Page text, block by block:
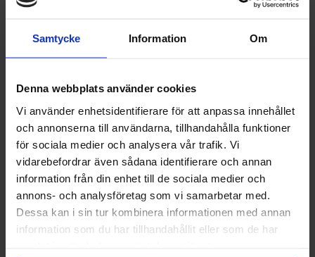
Samtycke Information Om
Denna webbplats använder cookies
Vi använder enhetsidentifierare för att anpassa innehållet
och annonserna till användarna, tillhandahålla funktioner
för sociala medier och analysera vår trafik. Vi
vidarebefordrar även sådana identifierare och annan
information från din enhet till de sociala medier och
annons- och analysföretag som vi samarbetar med.
Dessa kan i sin tur kombinera informationen med annan
information som du har tillhandahållit eller som de har
MIMFEST MUSIK I AXMAR HYTTA
MYHRER SKI ACADEMY
NORDIC HAPPINESS SUMMIT